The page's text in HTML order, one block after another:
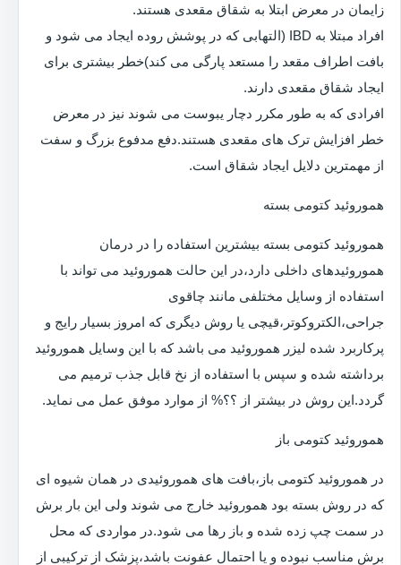
زایمان در معرض ابتلا به شقاق مقعدی هستند.
افراد مبتلا به IBD (التهابی که در پوشش روده ایجاد می شود و
بافت اطراف مقعد را مستعد پارگی می کند)خطر بیشتری برای
ایجاد شقاق مقعدی دارند.
افرادی که به طور مکرر دچار یبوست می شوند نیز در معرض
خطر افزایش ترک های مقعدی هستند.دفع مدفوع بزرگ و سفت
از مهمترین دلایل ایجاد شقاق است.
هموروئید کتومی بسته
هموروئید کتومی بسته بیشترین استفاده را در درمان
هموروئیدهای داخلی دارد،در این حالت هموروئید می تواند با
استفاده از وسایل مختلفی مانند چاقوی
جراحی،الکتروکوتر،قیچی یا روش دیگری که امروز بسیار رایج و
پرکاربرد شده لیزر هموروئید می باشد که با این وسایل هموروئید
برداشته شده و سپس با استفاده از نخ قابل جذب ترمیم می
گردد.این روش در بیشتر از ؟؟% از موارد موفق عمل می نماید.
هموروئید کتومی باز
در هموروئید کتومی باز،بافت های هموروئیدی در همان شیوه ای
که در روش بسته بود هموروئید خارج می شوند ولی این بار برش
در سمت چپ زده شده و باز رها می شود.در مواردی که محل
برش مناسب نبوده و یا احتمال عفونت باشد،پزشک از ترکیبی از